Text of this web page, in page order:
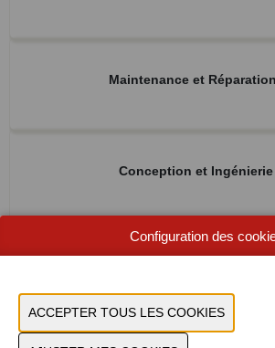
Maintenance et
Conception et Ingénierie
Configuration des